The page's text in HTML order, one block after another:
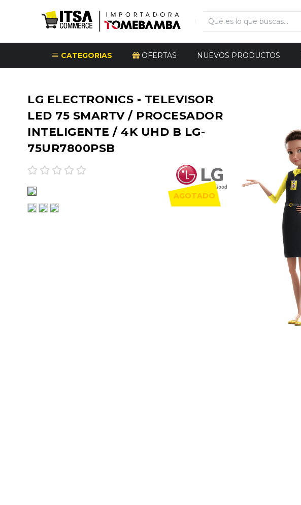
CATEGORIAS OFERTAS NUEVOS PRODUCTOS
LG ELECTRONICS - TELEVISOR
LED 75 SMARTV / PROCESADOR
INTELIGENTE / 4K UHD B LG-
75UR7800PSB
AGOTADO